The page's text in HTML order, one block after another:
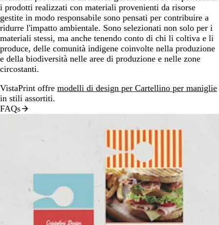
i prodotti realizzati con materiali provenienti da risorse
gestite in modo responsabile sono pensati per contribuire a
ridurre l'impatto ambientale. Sono selezionati non solo per i
materiali stessi, ma anche tenendo conto di chi li coltiva e li
produce, delle comunità indigene coinvolte nella produzione
e della biodiversità nelle aree di produzione e nelle zone
circostanti.
VistaPrint offre modelli di design per Cartellino per maniglie
in stili assortiti.
FAQs